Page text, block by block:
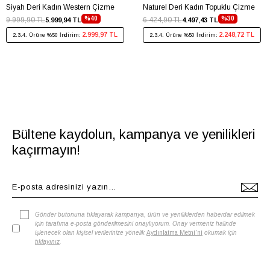
Siyah Deri Kadın Western Çizme
%40
5.999,94 TL
9.999,90 TL
2.3.4. Ürüne %50 İndirim: 2.999,97 TL
Naturel Deri Kadın Topuklu Çizme
%30
4.497,43 TL
6.424,90 TL
2.3.4. Ürüne %50 İndirim: 2.248,72 TL
Bültene kaydolun, kampanya ve yenilikleri
kaçırmayın!
Gönder butonuna tıklayarak kampanya, ürün ve yeniliklerden haberdar edilmek
için tarafıma e-posta gönderilmesini onaylıyorum. Onay vermeniz halinde
işlenecek olan kişisel verilerinize yönelik Aydınlatma Metni'ni okumak için
tıklayınız